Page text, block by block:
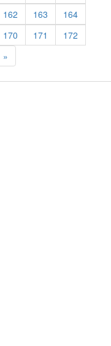
162 163
164
170 171
172
»